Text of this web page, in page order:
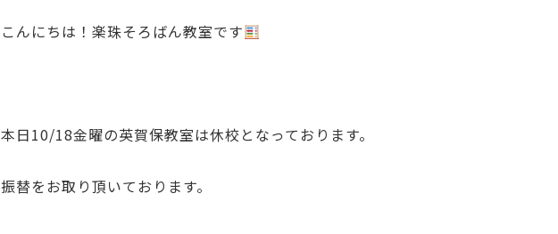
こんにちは！楽珠そろばん教室です
本日10/18金曜の英賀保教室は休校となっております。
振替をお取り頂いております。